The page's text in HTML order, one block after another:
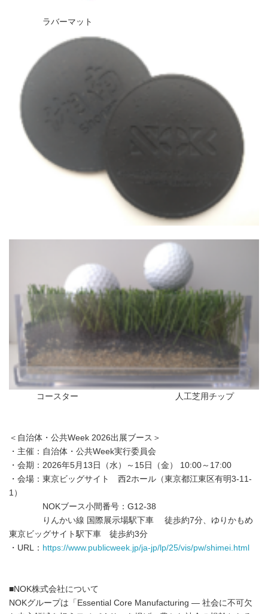
ラバーマット
コースター 人工芝用チップ
＜自治体・公共Week 2026出展ブース＞
・主催：自治体・公共Week実行委員会
・会期：2026年5月13日（水）～15日（金） 10:00～17:00
・会場：東京ビッグサイト 西2ホール（東京都江東区有明3-11-
1）
NOKブース小間番号：G12-38
りんかい線 国際展示場駅下車 徒歩約7分、ゆりかもめ
東京ビッグサイト駅下車 徒歩約3分
・URL： https://www.publicweek.jp/ja-jp/lp/25/vis/pw/shimei.html
■NOK株式会社について
NOKグループは「Essential Core Manufacturing ― 社会に不可欠